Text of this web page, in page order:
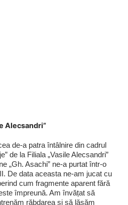
Alecsandri”
de-a patra întâlnire din cadrul
de la Filiala „Vasile Alecsandri”
„Gh. Asachi” ne-a purtat într-o
De data aceasta ne-am jucat cu
cum fragmente aparent fără
împreună. Am învățat să
răbdarea și să lăsăm